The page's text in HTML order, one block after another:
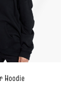
Hoodie